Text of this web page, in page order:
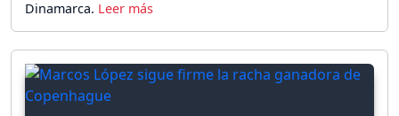
Dinamarca.